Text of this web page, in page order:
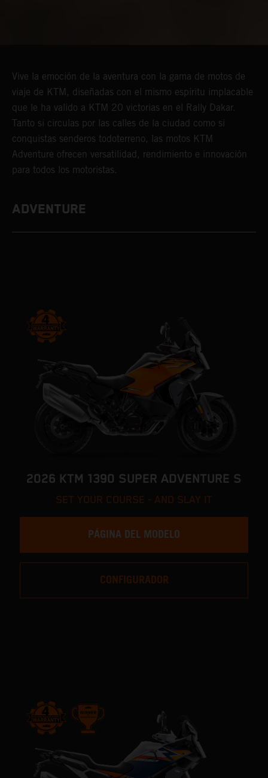
Vive la emoción de la aventura con la gama de motos de
viaje de KTM, diseñadas con el mismo espíritu implacable
que le ha valido a KTM 20 victorias en el Rally Dakar.
Tanto si circulas por las calles de la ciudad como si
conquistas senderos todoterreno, las motos KTM
Adventure ofrecen versatilidad, rendimiento e innovación
para todos los motoristas.
ADVENTURE
2026 KTM 1390 SUPER ADVENTURE S
SET YOUR COURSE - AND SLAY IT
PÁGINA DEL MODELO
CONFIGURADOR